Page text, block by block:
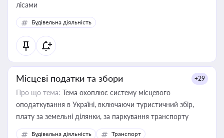
лісами
Будівельна діяльність
Місцеві податки та збори +29
Про що тема: Тема охоплює систему місцевого
оподаткування в Україні, включаючи туристичний збір,
плату за земельні ділянки, за паркування транспорту
Будівельна діяльність Транспорт